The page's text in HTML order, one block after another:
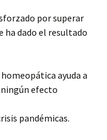
por superar
ha dado el resultado
ayuda a
ningún efecto
pandémicas.